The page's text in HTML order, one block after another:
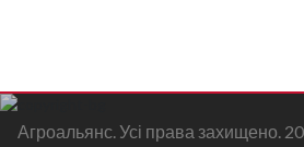
Агроальянс. Усі права захищено.